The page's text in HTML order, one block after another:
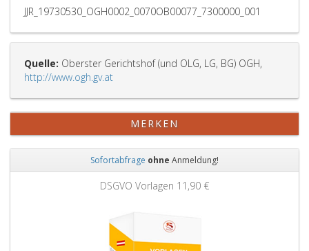
JJR_19730530_OGH0002_0070OB00077_7300000_001
Quelle: Oberster Gerichtshof (und OLG, LG, BG) OGH,
http://www.ogh.gv.at
MERKEN
Sofortabfrage ohne Anmeldung!
DSGVO Vorlagen 11,90 €